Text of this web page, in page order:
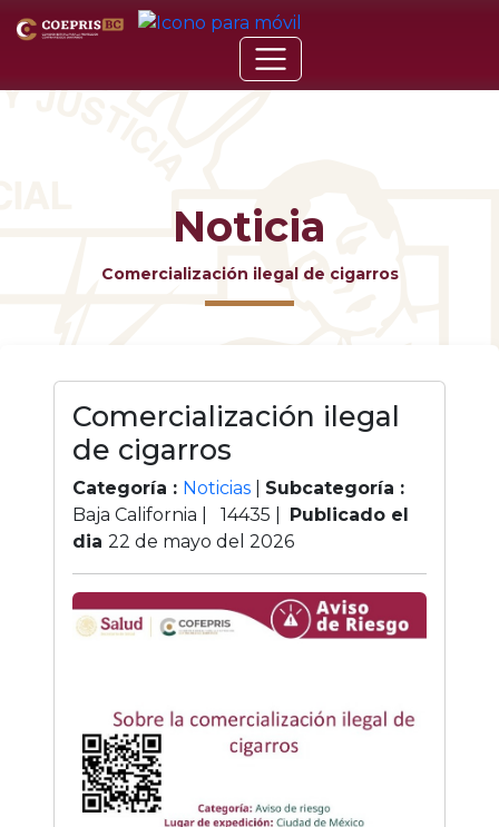
Noticia
Comercialización ilegal de cigarros
Comercialización ilegal
de cigarros
Categoría : Noticias
Subcategoría :
Baja California |
14435
Publicado el
dia 22 de mayo del 2026